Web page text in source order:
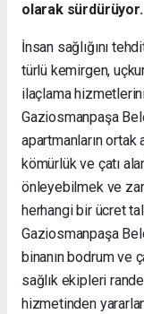
olarak sürdürüyor.
İnsan sağlığını
türlü kemirgen,
ilaçlama
Gaziosmanpaşa
apartmanların ortak
kömürlük ve çatı
önleyebilmek ve
herhangi bir ücret
Gaziosmanpaşa
binanın bodrum ve
sağlık ekipleri
hizmetinden